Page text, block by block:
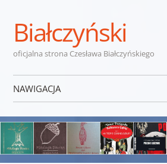
Białczyński
oficjalna strona Czesława Białczyńskiego
NAWIGACJA